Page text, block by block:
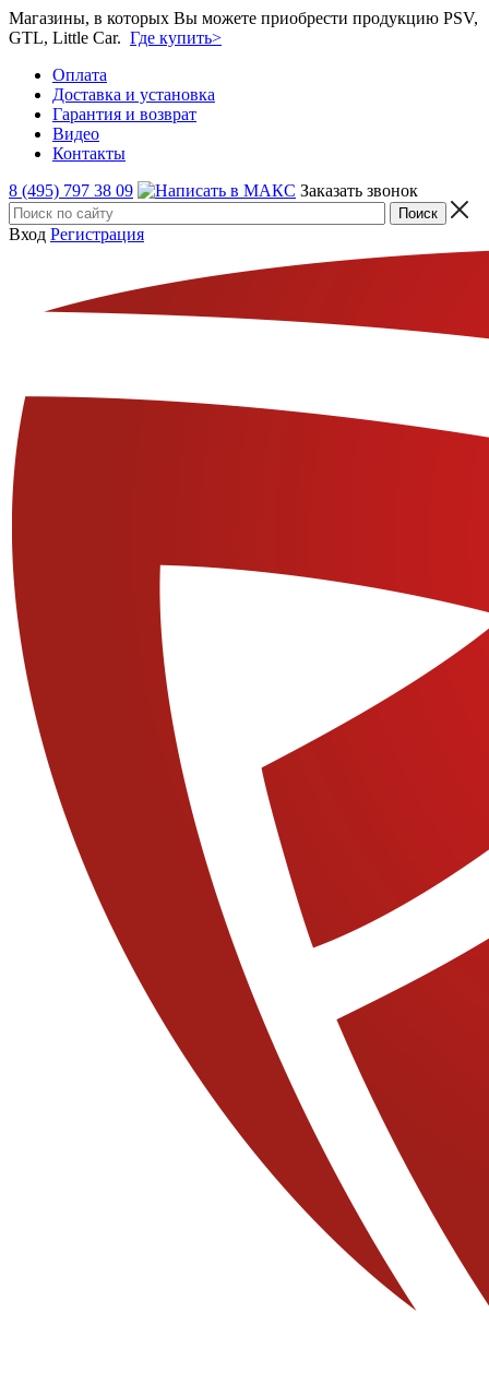
Магазины, в которых Вы можете приобрести продукцию PSV,
GTL, Little Car. Где купить>
Оплата
Доставка и установка
Гарантия и возврат
Видео
Контакты
8 (495) 797 38 09
Заказать звонок
Вход Регистрация